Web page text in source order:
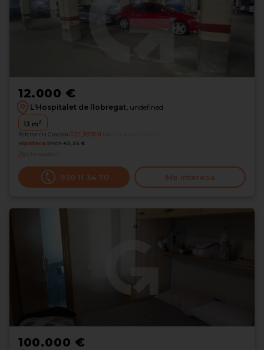
12.000 €
L'Hospitalet de llobregat, undefined
13 m2
Referencia Grocasa G22_1613641
Hipoteca desde 43,35 €
Interesados0
930 11 34 70 Me interesa
100.000 €